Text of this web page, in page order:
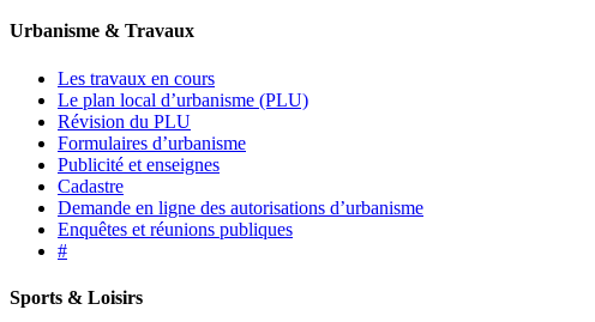
Urbanisme & Travaux
Les travaux en cours
Le plan local d’urbanisme (PLU)
Révision du PLU
Formulaires d’urbanisme
Publicité et enseignes
Cadastre
Demande en ligne des autorisations d’urbanisme
Enquêtes et réunions publiques
#
Sports & Loisirs